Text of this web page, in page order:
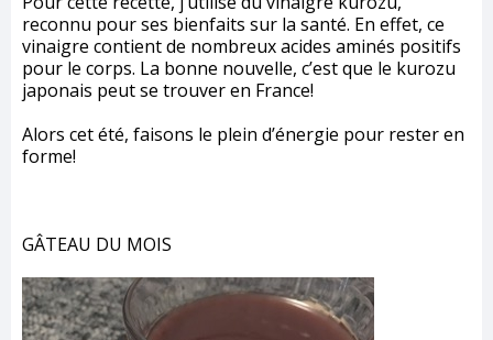
reconnu pour ses bienfaits sur la santé. En effet, ce
vinaigre contient de nombreux acides aminés positifs
pour le corps. La bonne nouvelle, c’est que le kurozu
japonais peut se trouver en France!
Alors cet été, faisons le plein d’énergie pour rester en
forme!
GÂTEAU DU MOIS